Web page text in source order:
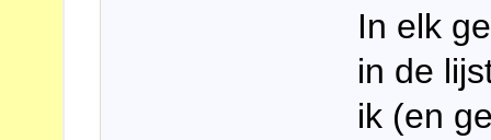
In elk
in de
ik (en